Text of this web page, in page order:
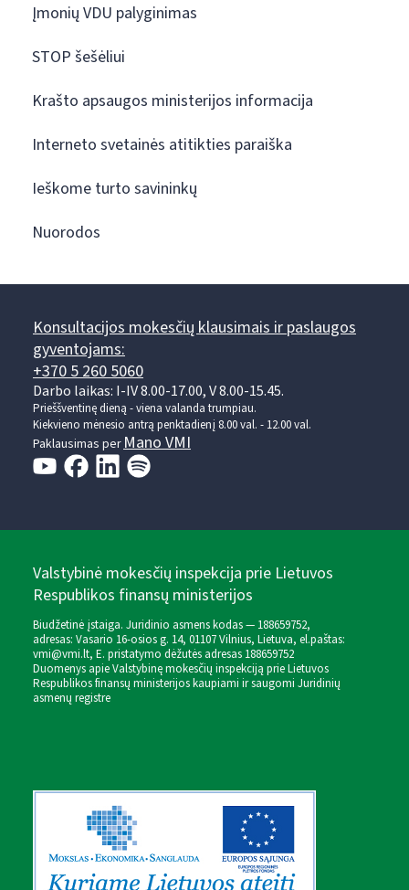
Įmonių VDU palyginimas
STOP šešėliui
Krašto apsaugos ministerijos informacija
Interneto svetainės atitikties paraiška
Ieškome turto savininkų
Nuorodos
Konsultacijos mokesčių klausimais ir paslaugos
gyventojams:
+370 5 260 5060
Darbo laikas: I-IV 8.00-17.00, V 8.00-15.45.
Prieššventinę dieną - viena valanda trumpiau.
Kiekvieno mėnesio antrą penktadienį 8.00 val. - 12.00 val.
Paklausimas per Mano VMI
Valstybinė mokesčių inspekcija prie Lietuvos
Respublikos finansų ministerijos
Biudžetinė įstaiga. Juridinio asmens kodas — 188659752,
adresas: Vasario 16-osios g. 14, 01107 Vilnius, Lietuva, el.paštas:
vmi@vmi.lt, E. pristatymo dėžutės adresas 188659752
Duomenys apie Valstybinę mokesčių inspekciją prie Lietuvos
Respublikos finansų ministerijos kaupiami ir saugomi Juridinių
asmenų registre